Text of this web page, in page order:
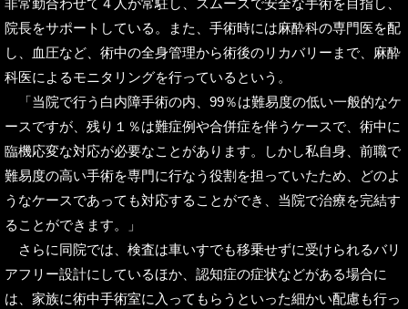
非常勤合わせて４人が常駐し、スムーズで安全な手術を目指し、
院長をサポートしている。また、手術時には麻酔科の専門医を配
し、血圧など、術中の全身管理から術後のリカバリーまで、麻酔
科医によるモニタリングを行っているという。
「当院で行う白内障手術の内、99％は難易度の低い一般的なケ
ースですが、残り１％は難症例や合併症を伴うケースで、術中に
臨機応変な対応が必要なことがあります。しかし私自身、前職で
難易度の高い手術を専門に行なう役割を担っていたため、どのよ
うなケースであっても対応することができ、当院で治療を完結す
ることができます。」
さらに同院では、検査は車いすでも移乗せずに受けられるバリ
アフリー設計にしているほか、認知症の症状などがある場合に
は、家族に術中手術室に入ってもらうといった細かい配慮も行っ